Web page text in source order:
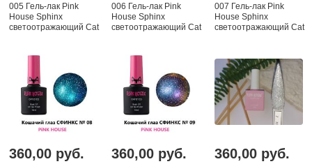
005 Гель-лак Pink
House Sphinx
светоотражающий Cat
006 Гель-лак Pink
House Sphinx
светоотражающий Cat
007 Гель-лак Pink
House Sphinx
светоотражающий Cat
360,00 руб. 360,00 руб. 360,00 руб.